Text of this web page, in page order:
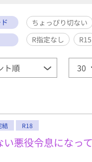
ちょっぴり切ない
R指定なし R15
結 R18
い悪役令息になっ